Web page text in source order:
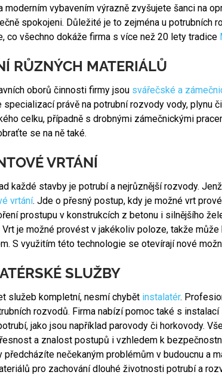
moderním vybavením výrazně zvyšujete šanci na
spokojeni. Důležité je to zejména u potrubních
co všechno dokáže firma s více než 20 lety tradice
RŮZNÝCH MATERIÁLŮ
oborů činnosti firmy jsou svářečské a
specializací právě na potrubní rozvody vody, plynu
celku, případně s drobnými zámečnickými
se na ně také.
VRTÁNÍ
každé stavby je potrubí a nejrůznější rozvody.
vrtání. Jde o přesný postup, kdy je možné vrt
prostupu v konstrukcích z betonu i silnějšího
Vrt je možné provést v jakékoliv poloze, takže
S využitím této technologie se otevírají nové
SLUŽBY
služeb kompletní, nesmí chybět instalatér.
rozvodů. Firma nabízí pomoc také s
jako jsou například parovody či horkovody.
a znalost postupů i vzhledem k
předcházíte nečekaným problémům v budoucnu a
pro zachování dlouhé životnosti potrubí a